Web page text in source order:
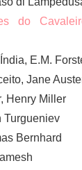
do
E.M.
Jane
Henry Miller
Turgueniev
Bernhard